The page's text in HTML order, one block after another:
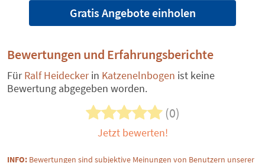
Gratis Angebote einholen
Bewertungen und Erfahrungsberichte
FürRalf Heideckerin Katzenelnbogen ist keine
Bewertung abgegeben worden.
(0)
Jetzt bewerten!
INFO: Bewertungen sind subjektive Meinungen von Benutzern unserer